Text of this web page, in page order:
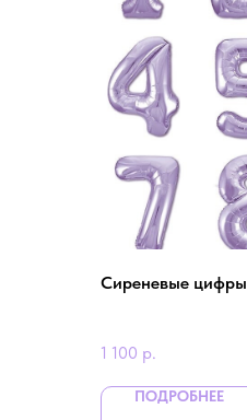
Сиреневые цифры
1 100 р.
ПОДРОБНЕЕ